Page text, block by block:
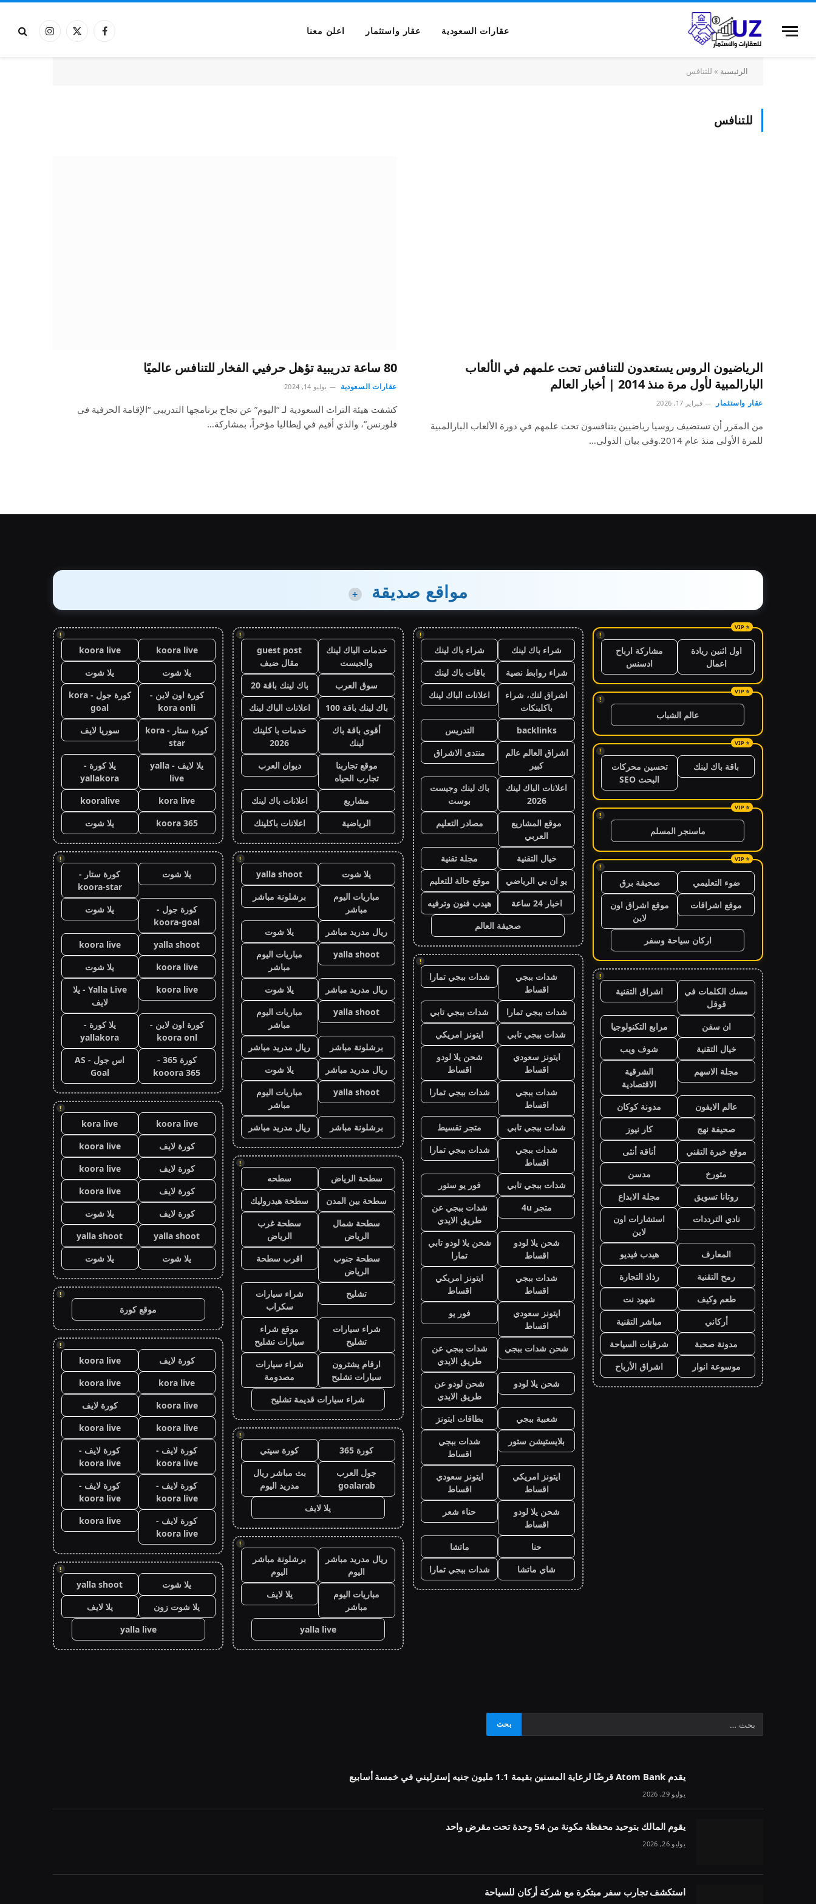
عقارات السعودية عقار واستثمار اعلن معنا فيسبوكX
الانستغرام
الرئيسية » للتنافس
للتنافس
الرياضيون الروس يستعدون للتنافس تحت علمهم في الألعاب
البارالمبية لأول مرة منذ 2014 | أخبار العالم
عقار واستثمار فبراير 17, 2026
من المقرر أن تستضيف روسيا رياضيين يتنافسون تحت علمهم في دورة الألعاب البارالمبية
للمرة الأولى منذ عام 2014.وفي بيان الدولي…
80 ساعة تدريبية تؤهل حرفيي الفخار للتنافس عالميًا
عقارات السعودية يوليو 14, 2024
كشفت هيئة التراث السعودية لـ “اليوم” عن نجاح برنامجها التدريبي “الإقامة الحرفية في
فلورنس”، والذي أقيم في إيطاليا مؤخراً، بمشاركة…
مواقع صديقة +
!
اول اثنين ريادة
اعمال
مشاركة ارباح
ادسنس
!
عالم الشباب
!
باقة باك لينك
تحسين محركات
البحث SEO
!
ماسنجر المسلم
!
ضوء التعليمي
صحيفة برق
موقع اشراقات
موقع اشراق اون
لاين
اركان سياحة وسفر
!
مسك الكلمات في
قوقل
اشراق التقنية
ان سفن
مرابع التكنولوجيا
خيال التقنية
شوف ويب
مجلة الاسهم
الشرقية
الاقتصادية
عالم الايفون
مدونة كوكان
صحيفة نهج
كار نيوز
موقع خبرة التقني
أناقة أنثى
متورخ
مدسن
روتانا تسويق
مجلة الابداع
نادي الترددات
استشارات اون
لاين
المعارف
هيدب فيديو
رمح التقنية
رذاذ التجارة
طعم وكيف
شهود نت
أركاني
مباشر التقنية
مدونة صحبة
شرقيات السياحة
موسوعة انوار
اشراق الأرباح
!
شراء باك لينك
شراء باك لينك
شراء روابط نصية
باقات باك لينك
اشراق لنك، شراء
باكلينكات
اعلانات الباك لينك
backlinks
التدريس
اشراق العالم عالم
كبير
منتدى الاشراق
اعلانات الباك لينك
2026
باك لينك وجيست
بوست
موقع المشاريع
العربي
مصادر التعليم
خيال التقنية
مجلة تقنية
يو ان بي الرياضي
موقع حالة للتعليم
اخبار 24 ساعة
هيدب فنون وترفيه
صحيفة العالم
!
شدات ببجي
اقساط
شدات ببجي تمارا
شدات ببجي تمارا
شدات ببجي تابي
شدات ببجي تابي
ايتونز امريكي
ايتونز سعودي
اقساط
شحن يلا لودو
اقساط
شدات ببجي
اقساط
شدات ببجي تمارا
شدات ببجي تابي
متجر تقسيط
شدات ببجي
اقساط
شدات ببجي تمارا
شدات ببجي تابي
فور يو ستور
متجر 4u
شدات ببجي عن
طريق الايدي
شحن يلا لودو
اقساط
شحن يلا لودو تابي
تمارا
شدات ببجي
اقساط
ايتونز امريكي
اقساط
ايتونز سعودي
اقساط
فور يو
شحن شدات ببجي
شدات ببجي عن
طريق الايدي
شحن يلا لودو
شحن لودو عن
طريق الايدي
شعبية ببجي
بطاقات ايتونز
بلايستيشن ستور
شدات ببجي
اقساط
ايتونز امريكي
اقساط
ايتونز سعودي
اقساط
شحن يلا لودو
اقساط
حناء شعر
حنا
ماتشا
شاي ماتشا
شدات ببجي تمارا
!
خدمات الباك لينك
والجيست
guest post
مقال ضيف
سوق العرب
باك لينك باقة 20
باك لينك باقة 100
اعلانات الباك لينك
أقوى باقة باك
لينك
خدمات با كلينك
2026
موقع تجاربنا
تجارب الحياه
ديوان العرب
مشاريع
اعلانات باك لينك
الرياضية
اعلانات باكلينك
!
يلا شوت
yalla shoot
مباريات اليوم
مباشر
برشلونة مباشر
ريال مدريد مباشر
يلا شوت
yalla shoot
مباريات اليوم
مباشر
ريال مدريد مباشر
يلا شوت
yalla shoot
مباريات اليوم
مباشر
برشلونة مباشر
ريال مدريد مباشر
ريال مدريد مباشر
يلا شوت
yalla shoot
مباريات اليوم
مباشر
برشلونة مباشر
ريال مدريد مباشر
!
سطحة الرياض
سطحه
سطحة بين المدن
سطحة هيدروليك
سطحة شمال
الرياض
سطحة غرب
الرياض
سطحة جنوب
الرياض
اقرب سطحة
تشليح
شراء سيارات
سكراب
شراء سيارات
تشليح
موقع شراء
سيارات تشليح
ارقام يشترون
سيارات تشليح
شراء سيارات
مصدومة
شراء سيارات قديمة تشليح
!
كورة 365
كورة سيتي
جول العرب
goalarab
بث مباشر ريال
مدريد اليوم
يلا لايف
!
ريال مدريد مباشر
اليوم
برشلونة مباشر
اليوم
مباريات اليوم
مباشر
يلا لايف
yalla live
!
koora live
koora live
يلا شوت
يلا شوت
كورة اون لاين -
kora onli
كورة جول - kora
goal
كورة ستار - kora
star
سوريا لايف
يلا لايف - yalla
live
يلا كورة -
yallakora
kora live
kooralive
koora 365
يلا شوت
!
يلا شوت
كورة ستار -
koora-star
كورة جول -
koora-goal
يلا شوت
yalla shoot
koora live
koora live
يلا شوت
koora live
Yalla Live - يلا
لايف
كورة اون لاين -
koora onl
يلا كورة -
yallakora
كورة 365 -
kooora 365
اس جول - AS
Goal
!
koora live
kora live
كورة لايف
koora live
كورة لايف
koora live
كورة لايف
koora live
كورة لايف
يلا شوت
yalla shoot
yalla shoot
يلا شوت
يلا شوت
!
موقع كورة
!
كورة لايف
koora live
kora live
koora live
koora live
كورة لايف
koora live
koora live
كورة لايف -
koora live
كورة لايف -
koora live
كورة لايف -
koora live
كورة لايف -
koora live
كورة لايف -
koora live
koora live
!
يلا شوت
yalla shoot
يلا شوت زون
يلا لايف
yalla live
يقدم Atom Bank قرضًا لرعاية المسنين بقيمة 1.1 مليون جنيه إسترليني في خمسة أسابيع
يوليو 29, 2026
يقوم المالك بتوحيد محفظة مكونة من 54 وحدة تحت مقرض واحد
يوليو 26, 2026
استكشف تجارب سفر مبتكرة مع شركة أركان للسياحة